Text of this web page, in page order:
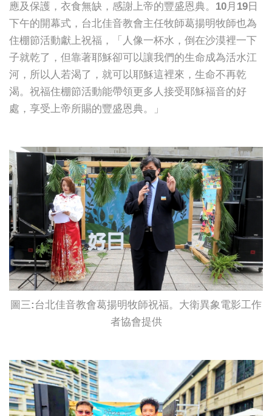
應及保護，衣食無缺，感謝上帝的豐盛恩典。10月19日
下午的開幕式，台北佳音教會主任牧師葛揚明牧師也為
住棚節活動獻上祝福，「人像一杯水，倒在沙漠裡一下
子就乾了，但靠著耶穌卻可以讓我們的生命成為活水江
河，所以人若渴了，就可以耶穌這裡來，生命不再乾
渴。祝福住棚節活動能帶領更多人接受耶穌福音的好
處，享受上帝所賜的豐盛恩典。」
圖三:台北佳音教會葛揚明牧師祝福。大衛異象電影工作
者協會提供